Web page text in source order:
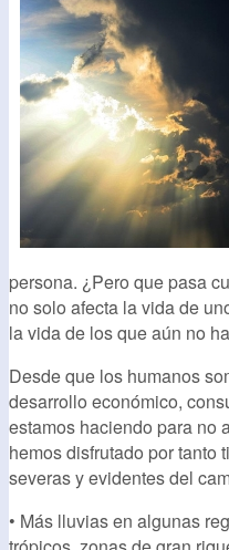
persona. ¿Pero que pasa
no solo afecta la vida de
la vida de los que aún no
Desde que los humanos
desarrollo económico,
estamos haciendo para no
hemos disfrutado por tanto
severas y evidentes del
• Más lluvias en algunas